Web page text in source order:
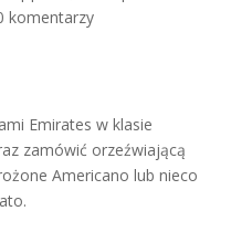
komentarzy
Emirates w klasie
zamówić orzeźwiającą
Americano lub nieco